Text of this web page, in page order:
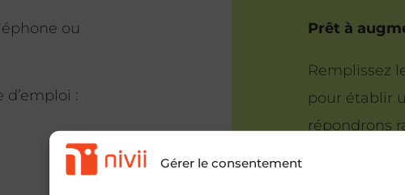
Gérer le consentement
ou
:
Prêt à
Remplissez
pour établir
répondrons
rencontrer
bon café